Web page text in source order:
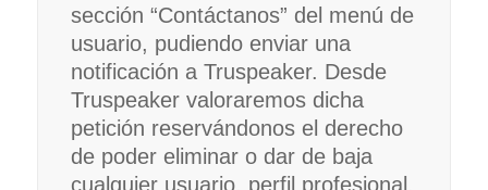
sección “Contáctanos” del menú de
usuario, pudiendo enviar una
notificación a Truspeaker. Desde
Truspeaker valoraremos dicha
petición reservándonos el derecho
de poder eliminar o dar de baja
cualquier usuario, perfil profesional,